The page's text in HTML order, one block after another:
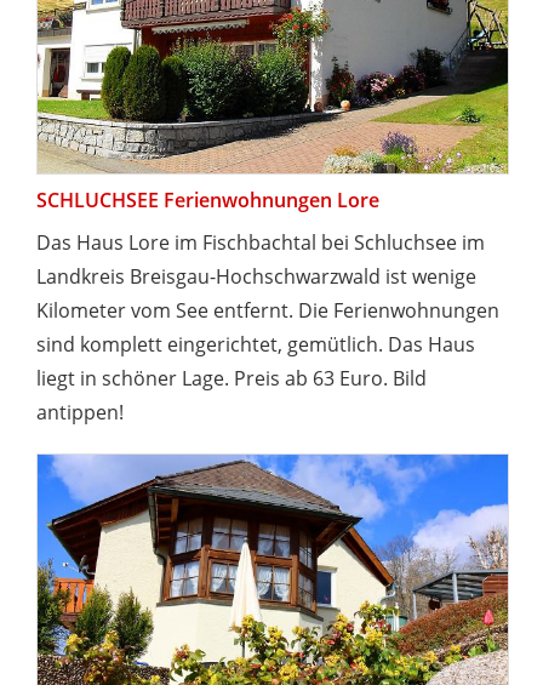
SCHLUCHSEE Ferienwohnungen Lore
Das Haus Lore im Fischbachtal bei Schluchsee im
Landkreis Breisgau-Hochschwarzwald ist wenige
Kilometer vom See entfernt. Die Ferienwohnungen
sind komplett eingerichtet, gemütlich. Das Haus
liegt in schöner Lage. Preis ab 63 Euro. Bild
antippen!